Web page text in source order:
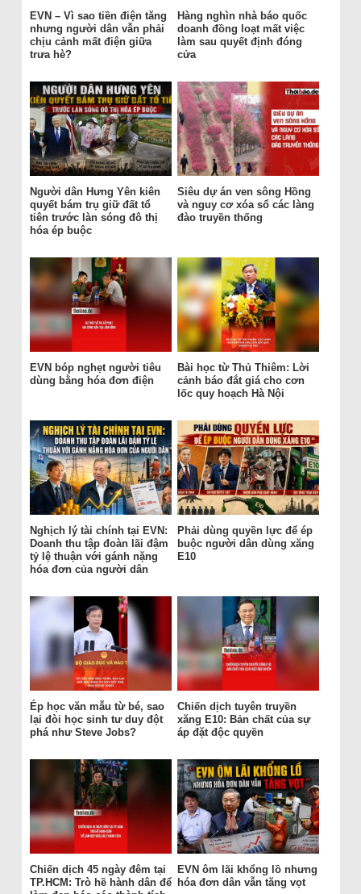
EVN – Vì sao tiền điện tăng
nhưng người dân vẫn phải
chịu cảnh mất điện giữa
trưa hè?
Hàng nghìn nhà báo quốc
doanh đồng loạt mất việc
làm sau quyết định đóng
cửa
Người dân Hưng Yên kiên
quyết bám trụ giữ đất tổ
tiên trước làn sóng đô thị
hóa ép buộc
Siêu dự án ven sông Hồng
và nguy cơ xóa sổ các làng
đào truyền thống
EVN bóp nghẹt người tiêu
dùng bằng hóa đơn điện
Bài học từ Thủ Thiêm: Lời
cảnh báo đắt giá cho cơn
lốc quy hoạch Hà Nội
Nghịch lý tài chính tại EVN:
Doanh thu tập đoàn lãi đậm
tỷ lệ thuận với gánh nặng
hóa đơn của người dân
Phải dùng quyền lực để ép
buộc người dân dùng xăng
E10
Ép học văn mẫu từ bé, sao
lại đòi học sinh tư duy đột
phá như Steve Jobs?
Chiến dịch tuyên truyền
xăng E10: Bản chất của sự
áp đặt độc quyền
Chiến dịch 45 ngày đêm tại
TP.HCM: Trò hề hành dân để
EVN ôm lãi khổng lồ nhưng
hóa đơn dân vẫn tăng vọt